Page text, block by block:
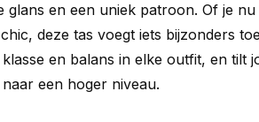
glans en een uniek patroon. Of je
deze tas voegt iets bijzonders
en balans in elke outfit, en tilt
een hoger niveau.